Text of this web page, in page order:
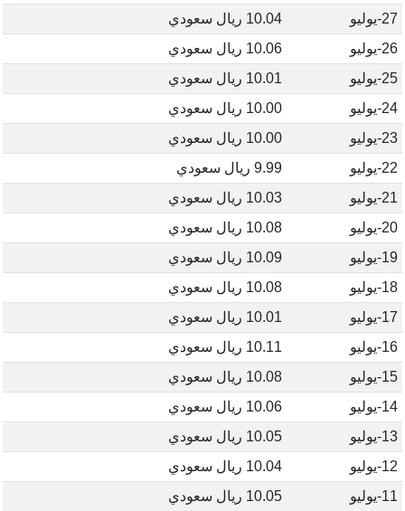
27-يوليو
10.04 ريال سعودي
26-يوليو
10.06 ريال سعودي
25-يوليو
10.01 ريال سعودي
24-يوليو
10.00 ريال سعودي
23-يوليو
10.00 ريال سعودي
22-يوليو
9.99 ريال سعودي
21-يوليو
10.03 ريال سعودي
20-يوليو
10.08 ريال سعودي
19-يوليو
10.09 ريال سعودي
18-يوليو
10.08 ريال سعودي
17-يوليو
10.01 ريال سعودي
16-يوليو
10.11 ريال سعودي
15-يوليو
10.08 ريال سعودي
14-يوليو
10.06 ريال سعودي
13-يوليو
10.05 ريال سعودي
12-يوليو
10.04 ريال سعودي
11-يوليو
10.05 ريال سعودي